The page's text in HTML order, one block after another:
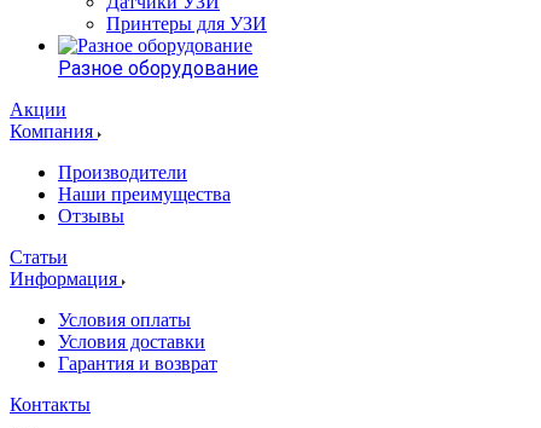
Принтеры для УЗИ
Разное оборудование
Акции
Компания
Производители
Наши преимущества
Отзывы
Статьи
Информация
Условия оплаты
Условия доставки
Гарантия и возврат
Контакты